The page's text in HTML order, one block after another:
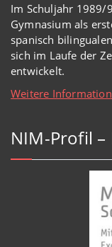
Im Schuljahr 1989/
Gymnasium als
spanisch
sich im Laufe der
entwickelt.
Weitere
NIM-Profil –